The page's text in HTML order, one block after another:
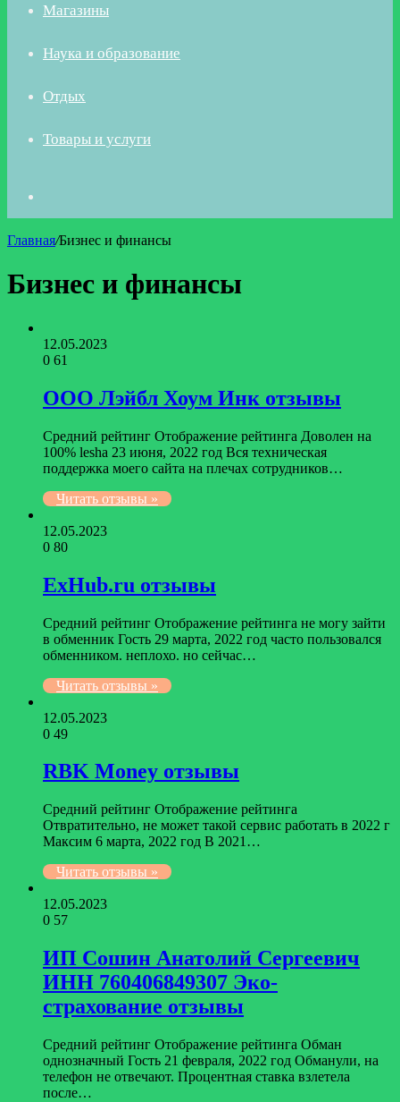
Магазины
Наука и образование
Отдых
Товары и услуги
Главная/Бизнес и финансы
Бизнес и финансы
12.05.2023
0 61
ООО Лэйбл Хоум Инк отзывы
Средний рейтинг Отображение рейтинга Доволен на
100% lesha 23 июня, 2022 год Вся техническая
поддержка моего сайта на плечах сотрудников…
Читать отзывы »
12.05.2023
0 80
ExHub.ru отзывы
Средний рейтинг Отображение рейтинга не могу зайти
в обменник Гость 29 марта, 2022 год часто пользовался
обменником. неплохо. но сейчас…
Читать отзывы »
12.05.2023
0 49
RBK Money отзывы
Средний рейтинг Отображение рейтинга
Отвратительно, не может такой сервис работать в 2022 г
Максим 6 марта, 2022 год В 2021…
Читать отзывы »
12.05.2023
0 57
ИП Сошин Анатолий Сергеевич
ИНН 760406849307 Эко-
страхование отзывы
Средний рейтинг Отображение рейтинга Обман
однозначный Гость 21 февраля, 2022 год Обманули, на
телефон не отвечают. Процентная ставка взлетела
после…